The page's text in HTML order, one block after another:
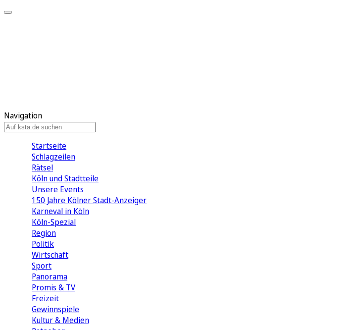
Navigation
Startseite
Schlagzeilen
Rätsel
Köln und Stadtteile
Unsere Events
150 Jahre Kölner Stadt-Anzeiger
Karneval in Köln
Köln-Spezial
Region
Politik
Wirtschaft
Sport
Panorama
Promis & TV
Freizeit
Gewinnspiele
Kultur & Medien